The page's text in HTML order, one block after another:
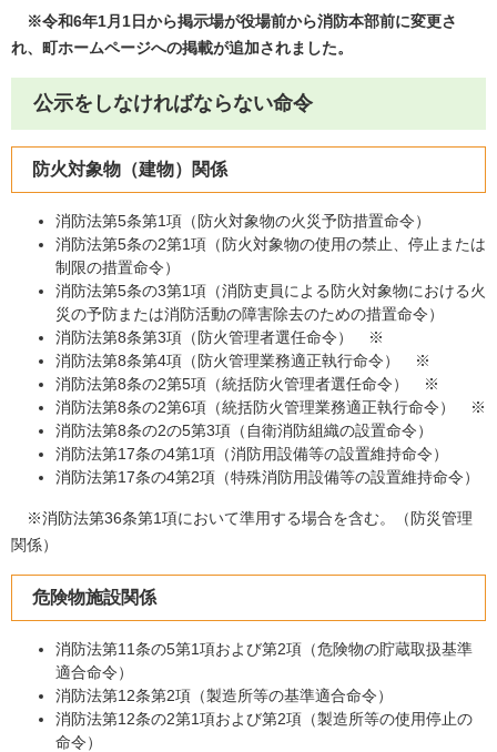
※令和6年1月1日から掲示場が役場前から消防本部前に変更さ
れ、町ホームページへの掲載が追加されました。
公示をしなければならない命令
防火対象物（建物）関係
消防法第5条第1項（防火対象物の火災予防措置命令）
消防法第5条の2第1項（防火対象物の使用の禁止、停止または
制限の措置命令）
消防法第5条の3第1項（消防吏員による防火対象物における火
災の予防または消防活動の障害除去のための措置命令）
消防法第8条第3項（防火管理者選任命令） ※
消防法第8条第4項（防火管理業務適正執行命令） ※
消防法第8条の2第5項（統括防火管理者選任命令） ※
消防法第8条の2第6項（統括防火管理業務適正執行命令） ※
消防法第8条の2の5第3項（自衛消防組織の設置命令）
消防法第17条の4第1項（消防用設備等の設置維持命令）
消防法第17条の4第2項（特殊消防用設備等の設置維持命令）
※消防法第36条第1項において準用する場合を含む。（防災管理
関係）
危険物施設関係
消防法第11条の5第1項および第2項（危険物の貯蔵取扱基準
適合命令）
消防法第12条第2項（製造所等の基準適合命令）
消防法第12条の2第1項および第2項（製造所等の使用停止の
命令）